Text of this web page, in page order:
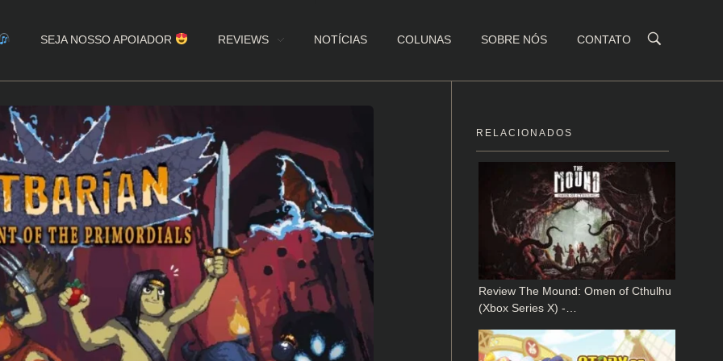
SEJA NOSSO APOIADOR REVIEWS NOTÍCIAS COLUNAS SOBRE NÓS CONTATO
RELACIONADOS
Review The Mound: Omen of Cthulhu
(Xbox Series X) -…